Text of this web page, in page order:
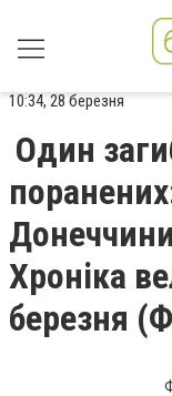
10:34, 28 березня
Один
Хроніка
березня